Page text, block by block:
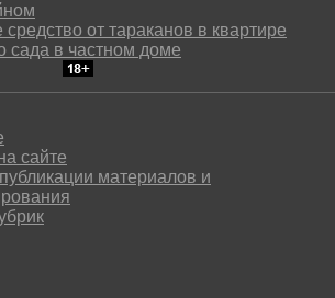
от тараканов в квартире
сада в частном доме
сайте
материалов и